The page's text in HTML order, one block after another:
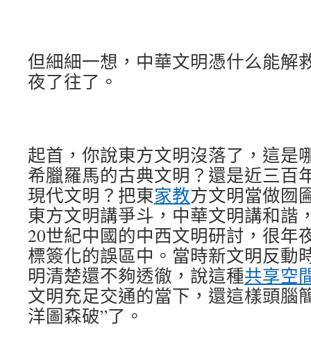
但細細一想，中華文明憑什么能解
夜了往了。
起首，你說東方文明沒落了，這是
希臘羅馬的古典文明？還是近三百
現代文明？把東家教方文明當做囫
東方文明講爭斗，中華文明講和諧
20世紀中國的中西文明研討，很年
標簽化的誤區中。當時新文明反動
明清楚還不夠透徹，說這種共享空
文明充足交通的當下，還這樣頭腦
洋圖森破”了。